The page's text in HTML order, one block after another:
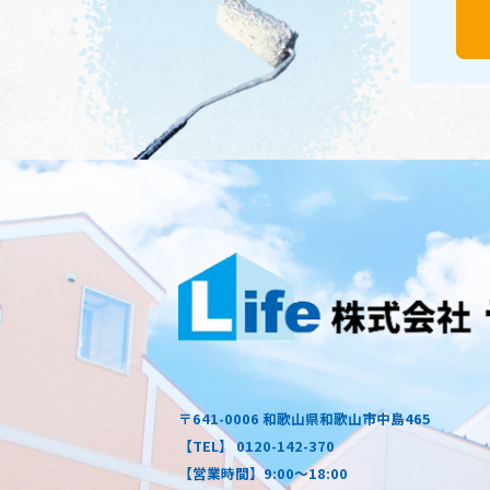
〒641-0006 和歌山県和歌山市中島465
【TEL】 0120-142-370
【営業時間】9:00～18:00